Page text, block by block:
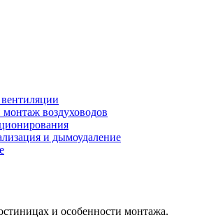
воздуховодов
и дымоудаление
и особенности монтажа.